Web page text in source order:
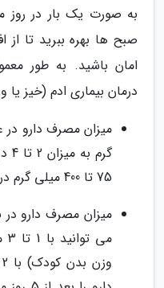
به صورت یک بار در
صبح ها بهره ببرید تا
امان باشید. به طور
درمان بیماری ادم (خیز
75 تا 400 میلی گرم در روز در 2 تا 4 دوز تقسیم شده.
میزان مصرف دارو در